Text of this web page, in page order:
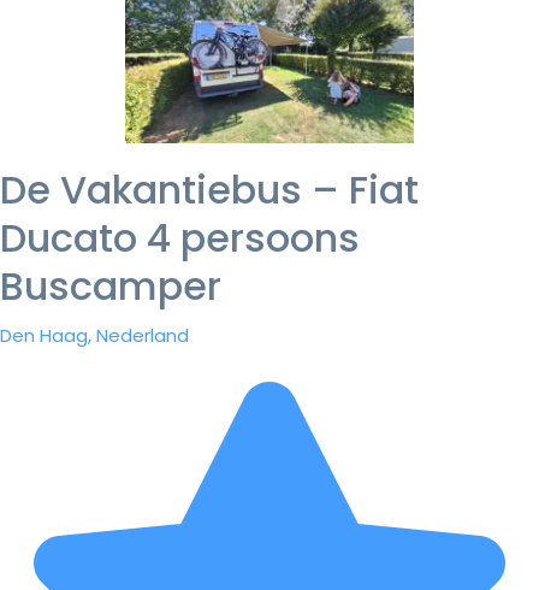
De Vakantiebus – Fiat
Ducato 4 persoons
Buscamper
Den Haag, Nederland